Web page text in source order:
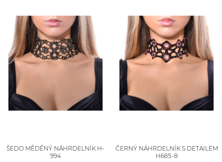
ŠEDO MĚDĚNÝ NÁHRDELNÍK H-
994
ČERNÝ NÁHRDELNÍK S DETAILEM
H685-8